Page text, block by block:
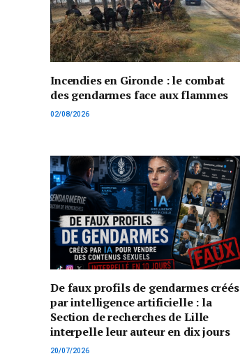
Incendies en Gironde : le combat
des gendarmes face aux flammes
02/08/2026
De faux profils de gendarmes créés
par intelligence artificielle : la
Section de recherches de Lille
interpelle leur auteur en dix jours
20/07/2026